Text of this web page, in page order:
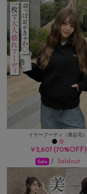
イヤーフーディ（裏起毛）
￥2,607(70%OFF)
Sale /Soldout